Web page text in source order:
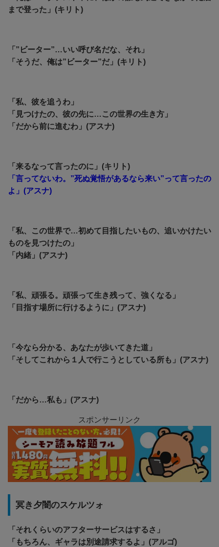
まで登った」(キリト)
「”ビーター”…いい呼び名だな、それ」
「そうだ、俺は”ビーター”だ」(キリト)
「私、彼を追うわ」
「見つけたの、彼の先に…この世界の生き方」
「だから前に進むわ」(アスナ)
「来るなって言ったのに」(キリト)
「言ってないわ。”死ぬ覚悟があるなら来い”って言ったの
よ」(アスナ)
「私、この世界で…初めて目指したいもの、追いかけたい
ものを見つけたの」
「内緒」(アスナ)
「私、頑張る。頑張って生き残って、強くなる」
「目指す場所に行けるように」(アスナ)
「今なら分かる、あなたが歩いてきた道」
「そしてこれから１人で行こうとしている所も」(アスナ)
「だから…私も」(アスナ)
スポンサーリンク
冥き夕闇のスケルツォ
「それくらいのアフターサービスはするさ」
「もちろん、ギャラは別途請求するよ」(アルゴ)